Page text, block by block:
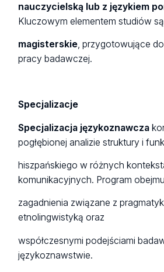
nauczycielską lub z językiem
Kluczowym elementem studiów są
magisterskie, przygotowujące
pracy badawczej.
Specjalizacje
Specjalizacja językoznawcza
pogłębionej analizie struktury i
hiszpańskiego w różnych
komunikacyjnych. Program
zagadnienia związane z
etnolingwistyką oraz
współczesnymi podejściami
językoznawstwie.